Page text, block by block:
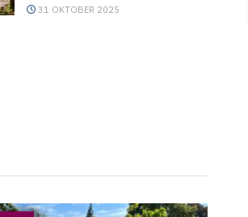
31 OKTOBER 2025